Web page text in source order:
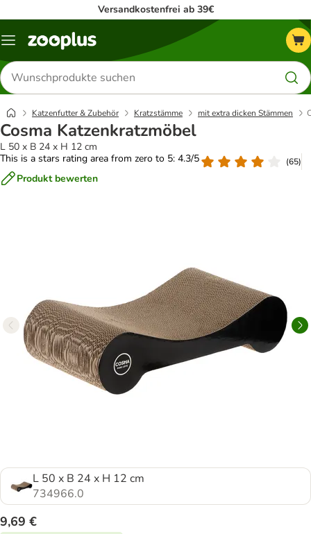
Versandkostenfrei ab 39€
Menü
Produkte
suchen
Katzenfutter & Zubehör Kratzstämme mit extra dicken Stämmen
Cosma Katzenkratzmöbel
L 50 x B 24 x H 12 cm
This is a stars rating area from zero to 5: 4.3/5
(65)
Produkt bewerten
L 50 x B 24 x H 12 cm
734966.0
9,69 €